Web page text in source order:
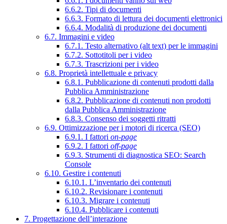
6.6.2. Tipi di documenti
6.6.3. Formato di lettura dei documenti elettronici
6.6.4. Modalità di produzione dei documenti
6.7. Immagini e video
6.7.1. Testo alternativo (alt text) per le immagini
6.7.2. Sottotitoli per i video
6.7.3. Trascrizioni per i video
6.8. Proprietà intellettuale e privacy
6.8.1. Pubblicazione di contenuti prodotti dalla
Pubblica Amministrazione
6.8.2. Pubblicazione di contenuti non prodotti
dalla Pubblica Amministrazione
6.8.3. Consenso dei soggetti ritratti
6.9. Ottimizzazione per i motori di ricerca (SEO)
6.9.1. I fattori on-page
6.9.2. I fattori off-page
6.9.3. Strumenti di diagnostica SEO: Search
Console
6.10. Gestire i contenuti
6.10.1. L’inventario dei contenuti
6.10.2. Revisionare i contenuti
6.10.3. Migrare i contenuti
6.10.4. Pubblicare i contenuti
7. Progettazione dell’interazione